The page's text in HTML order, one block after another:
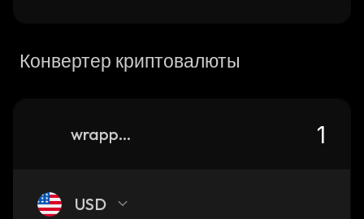
Конвертер криптовалюты
wrapped-inter-milan-kayen
USD